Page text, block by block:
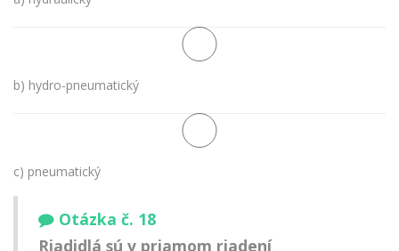
b) hydro-pneumatický
c) pneumatický
Otázka č. 18
Riadidlá sú v priamom riadení